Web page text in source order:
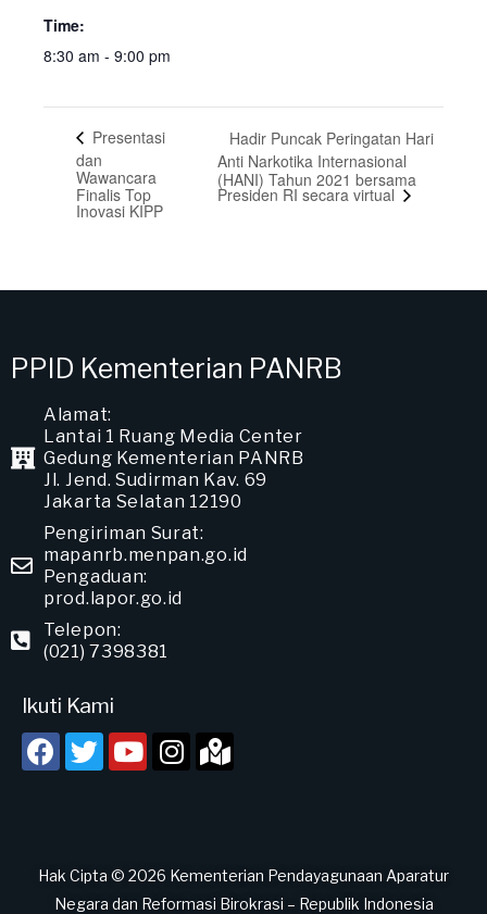
Time:
8:30 am - 9:00 pm
Presentasi
dan
Wawancara
Finalis Top
Inovasi KIPP
Hadir Puncak Peringatan Hari
Anti Narkotika Internasional
(HANI) Tahun 2021 bersama
Presiden RI secara virtual
PPID Kementerian PANRB
Alamat:
Lantai 1 Ruang Media Center
Gedung Kementerian PANRB
Jl. Jend. Sudirman Kav. 69
Jakarta Selatan 12190
Pengiriman Surat:
mapanrb.menpan.go.id
Pengaduan:
prod.lapor.go.id
Telepon:
(021) 7398381
Ikuti Kami
Hak Cipta © 2026 Kementerian Pendayagunaan Aparatur
Negara dan Reformasi Birokrasi – Republik Indonesia